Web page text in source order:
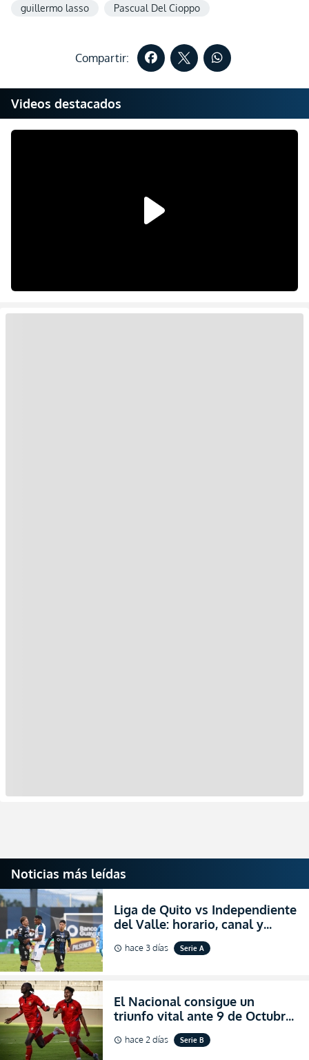
guillermo lasso Pascual Del Cioppo
Compartir:
Videos destacados
Noticias más leídas
Liga de Quito vs Independiente
del Valle: horario, canal y
dónde ver EN VIVO el
partidazo por la fecha 24 de la
schedule hace 3 días Serie A
El Nacional consigue un
triunfo vital ante 9 de Octubre
para encender la fe en la
salvación
schedule hace 2 días Serie B